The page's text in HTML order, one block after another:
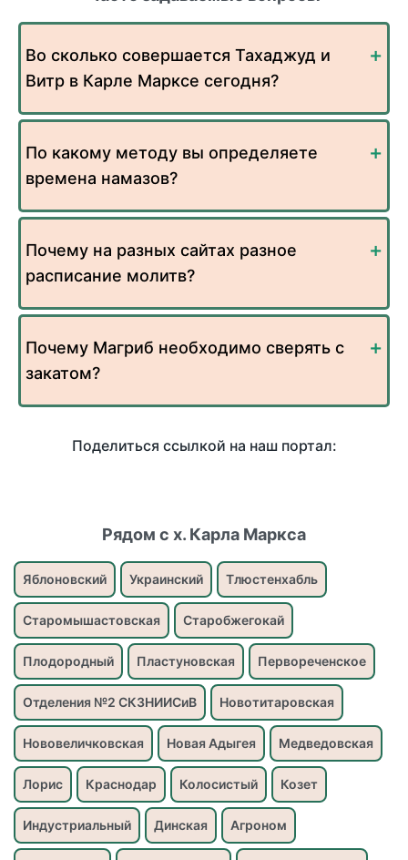
Во сколько совершается Тахаджуд и
Витр в Карле Марксе сегодня?
По какому методу вы определяете
времена намазов?
Почему на разных сайтах разное
расписание молитв?
Почему Магриб необходимо сверять с
закатом?
Поделиться ссылкой на наш портал:
Рядом с х. Карла Маркса
Яблоновский Украинский Тлюстенхабль
Старомышастовская Старобжегокай
Плодородный Пластуновская Первореченское
Отделения №2 СКЗНИИСиВ Новотитаровская
Нововеличковская Новая Адыгея Медведовская
Лорис Краснодар Колосистый Козет
Индустриальный Динская Агроном